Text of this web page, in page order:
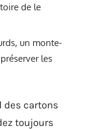
de le
un monte-
les
des cartons
toujours